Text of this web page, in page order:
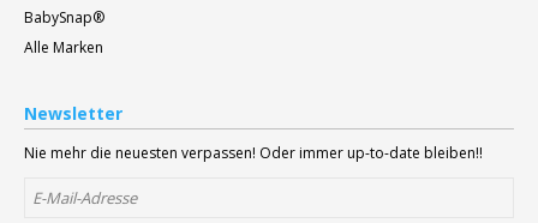
BabySnap®
Alle Marken
Newsletter
Nie mehr die neuesten verpassen! Oder immer up-to-date bleiben!!